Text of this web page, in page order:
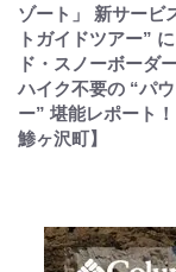
ゾート」 新サービ
トガイドツアー”
ド・スノーボーダ
ハイク不要の “パ
ー” 堪能レポート
鯵ヶ沢町】